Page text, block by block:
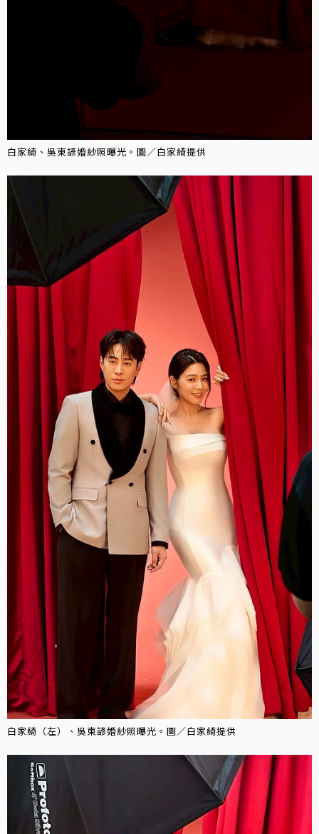
白家綺、吳東諺婚紗照曝光。圖／白家綺提供
白家綺（左）、吳東諺婚紗照曝光。圖／白家綺提供